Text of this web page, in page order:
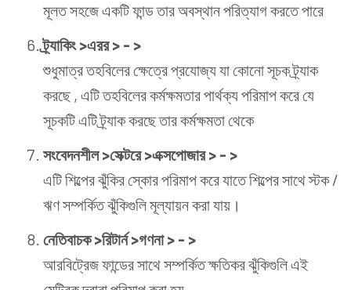
মূলত সহজে একটি ফান্ড তার অবস্থান পরিত্যাগ করতে পারে
ট্র্যাকিং >এরর > - >
শুধুমাত্র তহবিলের ক্ষেত্রে প্রযোজ্য যা কোনো সূচক ট্র্যাক
করছে , এটি তহবিলের কর্মক্ষমতার পার্থক্য পরিমাপ করে যে
সূচকটি এটি ট্র্যাক করছে তার কর্মক্ষমতা থেকে
সংবেদনশীল >সেক্টরে >এক্সপোজার > - >
এটি শিল্পের ঝুঁকির স্কোর পরিমাপ করে যাতে শিল্পের সাথে স্টক /
ঋণ সম্পর্কিত ঝুঁকিগুলি মূল্যায়ন করা যায়।
নেতিবাচক >রিটার্ন >গণনা > - >
আরবিট্রেজ ফান্ডের সাথে সম্পর্কিত ক্ষতিকর ঝুঁকিগুলি এই